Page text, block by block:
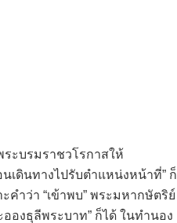
ะบรมราชวโรกาสให้
เดินทางไปรับตำแหน่งหน้าที่” ก็
คำว่า “เข้าพบ” พระมหากษัตริย์
อองธุลีพระบาท” ก็ได้ ในทำนอง